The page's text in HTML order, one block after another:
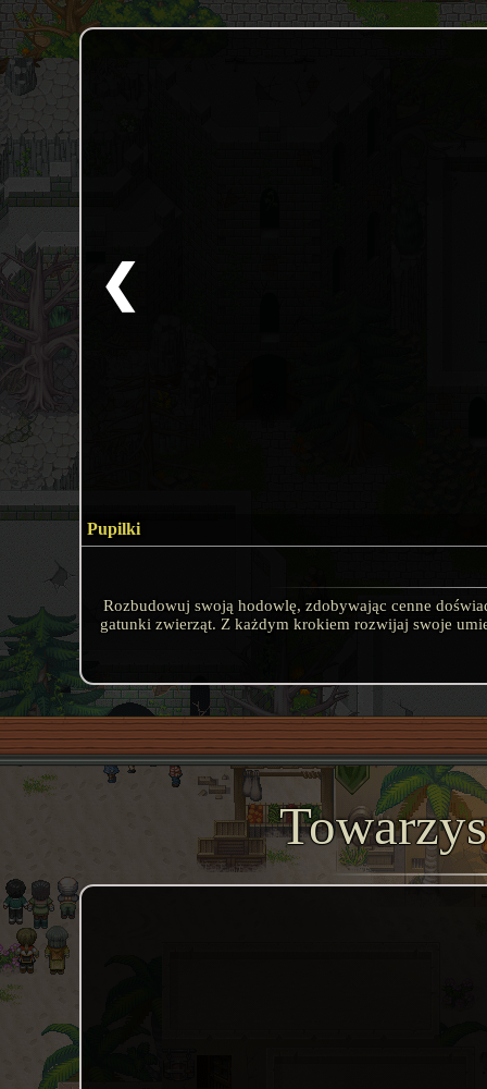
Pupilki
❮
Rozbudowuj swoją hodowlę, zdobywając cenne
gatunki zwierząt. Z każdym krokiem rozwijaj swoje